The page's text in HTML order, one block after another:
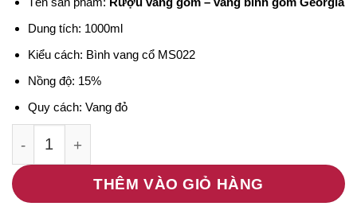
Dung tích: 1000ml
Kiểu cách: Bình vang cổ MS022
Nồng độ: 15%
Quy cách: Vang đỏ
Rượu vang gốm GEORGIA bình hoa 1000ml
THÊM VÀO GIỎ HÀNG